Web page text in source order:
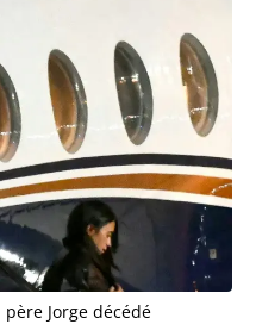
Jorge décédé